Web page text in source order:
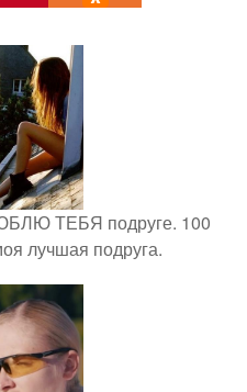
ТЕБЯ подруге. 100
лучшая подруга.